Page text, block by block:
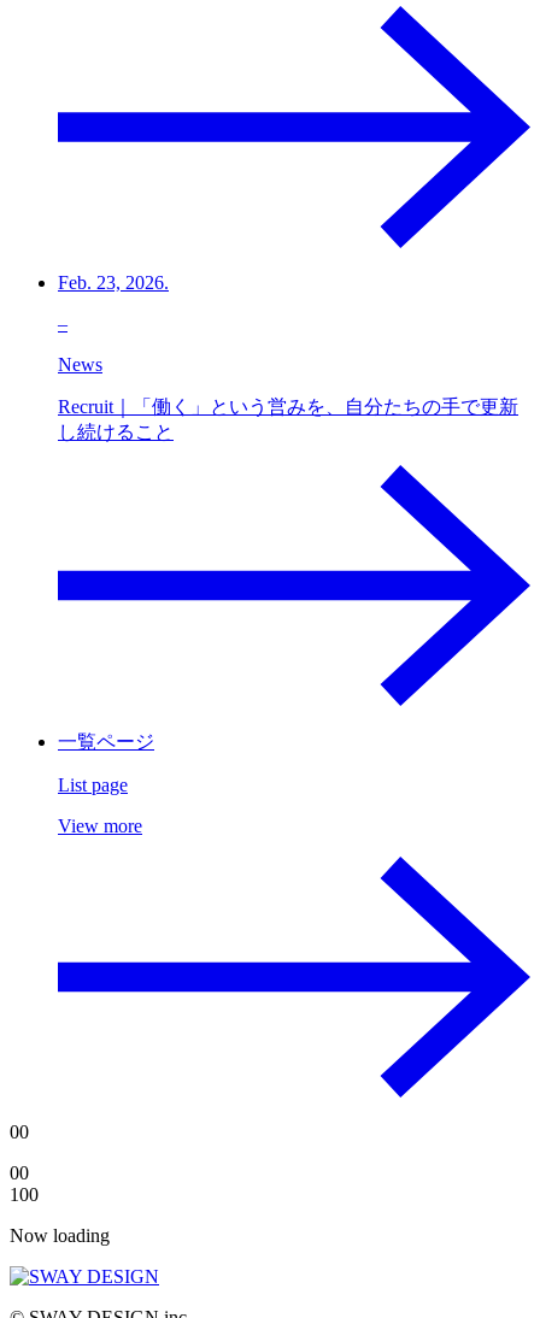
Feb. 23, 2026.
–
News
Recruit｜「働く」という営みを、自分たちの手で更新
し続けること
一覧ページ
List page
View more
00
00
100
Now loading